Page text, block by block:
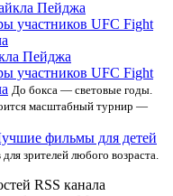
Пейджа
участников UFC Fight
До бокса — световые годы.
масштабный турнир —
фильмы для детей
зрителей любого возраста.
RSS канала